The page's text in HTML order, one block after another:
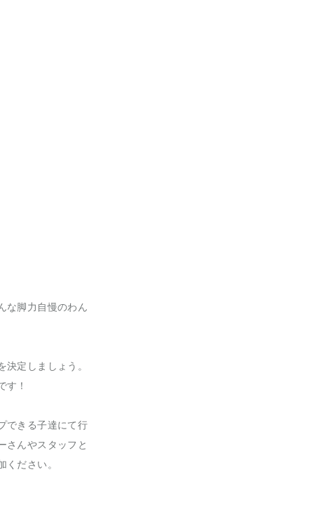
な脚力自慢のわん
定しましょう。
す！
できる子達にて行
さんやスタッフと
ださい。